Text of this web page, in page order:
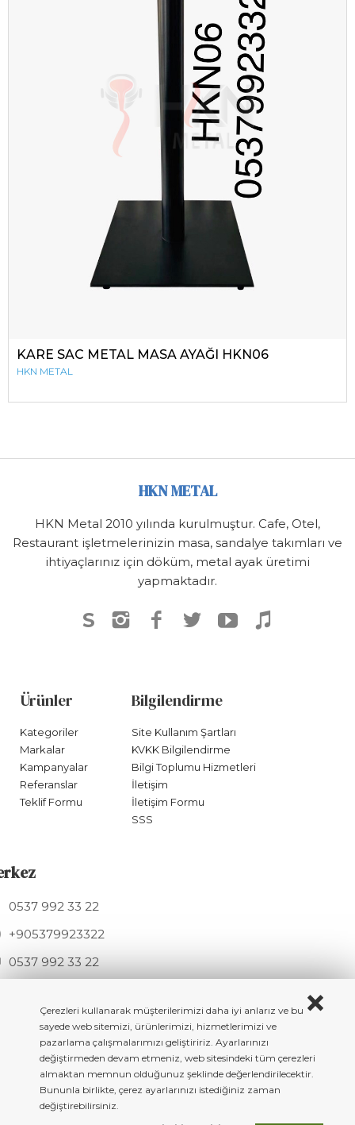
KARE SAC METAL MASA AYAĞI HKN06
HKN METAL
Çerezleri kullanarak müşterilerimizi daha iyi anlarız ve bu
sayede web sitemizi, ürünlerimizi, hizmetlerimizi ve
pazarlama çalışmalarımızı geliştiririz. Ayarlarınızı
değiştirmeden devam etmeniz, web sitesindeki tüm çerezleri
almaktan memnun olduğunuz şeklinde değerlendirilecektir.
Bununla birlikte, çerez ayarlarınızı istediğiniz zaman
değiştirebilirsiniz.
HKN METAL
HKN Metal 2010 yılında kurulmuştur. Cafe, Otel,
Restaurant işletmelerinizin masa, sandalye takımları ve
ihtiyaçlarınız için döküm, metal ayak üretimi
yapmaktadır.
S
Ürünler
Kategoriler
Markalar
Kampanyalar
Referanslar
Teklif Formu
Bilgilendirme
Site Kullanım Şartları
KVKK Bilgilendirme
Bilgi Toplumu Hizmetleri
İletişim
İletişim Formu
SSS
0537 992 33 22
+905379923322
0537 992 33 22
Mesudiye Sk. 11A, 34275 Arnavutköy / İSTANBUL
Copyright © 2023 All rigth reserved. HKN Metal - Döküm Masa & Sandalye
Ayakları